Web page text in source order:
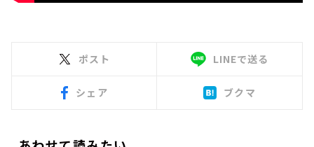
ポスト LINEで送る
シェア ブクマ